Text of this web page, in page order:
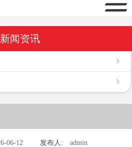
新闻资讯
06-12 发布人: admin